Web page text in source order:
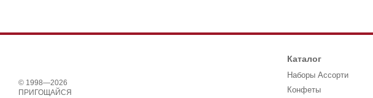
© 1998—2026
ПРИГОЩАЙСЯ
Каталог
Наборы Ассорти
Конфеты